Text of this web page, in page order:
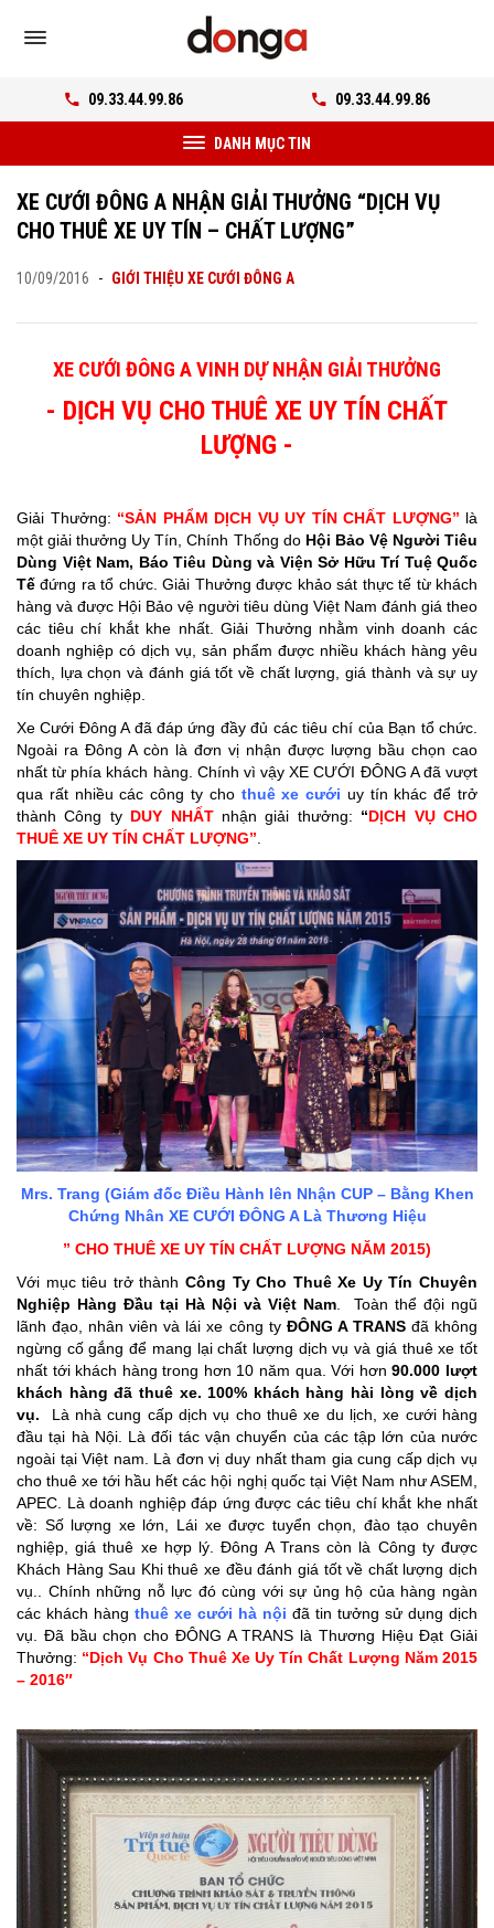
09.33.44.99.86 09.33.44.99.86
DANH MỤC TIN
XE CƯỚI ĐÔNG A NHẬN GIẢI THƯỞNG “DỊCH VỤ
CHO THUÊ XE UY TÍN – CHẤT LƯỢNG”
10/09/2016 - GIỚI THIỆU XE CƯỚI ĐÔNG A
XE CƯỚI ĐÔNG A VINH DỰ NHẬN GIẢI THƯỞNG
- DỊCH VỤ CHO THUÊ XE UY TÍN CHẤT
LƯỢNG -
Giải Thưởng: “SẢN PHẨM DỊCH VỤ UY TÍN CHẤT LƯỢNG” là
một giải thưởng Uy Tín, Chính Thống do Hội Bảo Vệ Người Tiêu
Dùng Việt Nam, Báo Tiêu Dùng và Viện Sở Hữu Trí Tuệ Quốc
Tế đứng ra tổ chức. Giải Thưởng được khảo sát thực tế từ khách
hàng và được Hội Bảo vệ người tiêu dùng Việt Nam đánh giá theo
các tiêu chí khắt khe nhất. Giải Thưởng nhằm vinh doanh các
doanh nghiệp có dịch vụ, sản phẩm được nhiều khách hàng yêu
thích, lựa chọn và đánh giá tốt về chất lượng, giá thành và sự uy
tín chuyên nghiệp.
Xe Cưới Đông A đã đáp ứng đầy đủ các tiêu chí của Bạn tổ chức.
Ngoài ra Đông A còn là đơn vị nhận được lượng bầu chọn cao
nhất từ phía khách hàng. Chính vì vậy XE CƯỚI ĐÔNG A đã vượt
qua rất nhiều các công ty cho thuê xe cưới uy tín khác để trở
thành Công ty DUY NHẤTnhận giải thưởng: “DỊCH VỤ CHO
THUÊ XE UY TÍN CHẤT LƯỢNG”
Mrs. Trang (Giám đốc Điều Hành lên Nhận CUP – Bằng Khen
Chứng Nhân XE CƯỚI ĐÔNG ALà Thương Hiệu
” CHO THUÊ XE UY TÍN CHẤT LƯỢNG NĂM 2015)
Với mục tiêu trở thành Công Ty Cho Thuê Xe Uy Tín Chuyên
Nghiệp Hàng Đầu tại Hà Nội và Việt Nam . Toàn thể đội ngũ
lãnh đạo, nhân viên và lái xe công ty ĐÔNG A TRANSđã không
ngừng cố gắng để mang lại chất lượng dịch vụ và giá thuê xe tốt
nhất tới khách hàng trong hơn 10 năm qua. Với hơn90.000 lượt
khách hàng đã thuê xe. 100% khách hàng hài lòng về dịch
vụ. Là nhà cung cấp dịch vụ cho thuê xe du lịch, xe cưới hàng
đầu tại hà Nội. Là đối tác vận chuyển của các tập lớn của nước
ngoài tại Việt nam. Là đơn vị duy nhất tham gia cung cấp dịch vụ
cho thuê xe tới hầu hết các hội nghị quốc tại Việt Nam như ASEM,
APEC. Là doanh nghiệp đáp ứng được các tiêu chí khắt khe nhất
về: Số lượng xe lớn, Lái xe được tuyển chọn, đào tạo chuyên
nghiệp, giá thuê xe hợp lý. Đông A Trans còn là Công ty được
Khách Hàng Sau Khi thuê xe đều đánh giá tốt về chất lượng dịch
vụ.. Chính những nỗ lực đó cùng với sự ủng hộ của hàng ngàn
các khách hàng thuê xe cưới hà nội đã tin tưởng sử dụng dịch
vụ. Đã bầu chọn cho ĐÔNG A TRANS là Thương Hiệu Đạt Giải
Thưởng: “Dịch Vụ Cho Thuê Xe Uy Tín Chất Lượng Năm 2015
– 2016″